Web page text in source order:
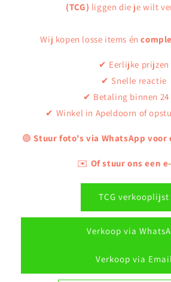
(TCG) liggen die je wilt
Wij kopen losse items én
✔ Eerlijke prijzen
✔ Snelle reactie
✔ Betaling binnen 24
✔ Winkel in Apeldoorn of
🟢Stuur foto's via WhatsApp
✉️ Of stuur ons een
TCG verkooplijst
Verkoop via
Verkoop via Email